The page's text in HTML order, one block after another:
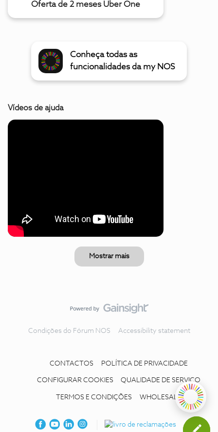
Oferta de 2 meses Uber One
Conheça todas as
funcionalidades da my NOS
Vídeos de ajuda
Mostrar mais
Condições do Fórum NOS Accessibility statement
CONTACTOS POLÍTICA DE PRIVACIDADE
CONFIGURAR COOKIES QUALIDADE DE SERVIÇO
TERMOS E CONDIÇÕES WHOLESALE